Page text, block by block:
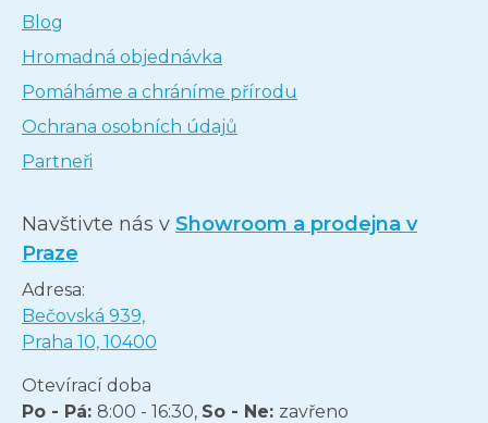
Blog
Hromadná objednávka
Pomáháme a chráníme přírodu
Ochrana osobních údajů
Partneři
Navštivte nás v Showroom a prodejna v
Praze
Adresa:
Bečovská 939,
Praha 10, 10400
Otevírací doba
Po - Pá: 8:00 - 16:30, So - Ne: zavřeno